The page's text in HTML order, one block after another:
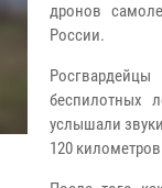
дронов
России.
беспилотных
услышали
120